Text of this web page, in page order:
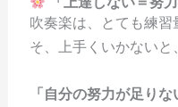
吹奏楽は、とても練
そ、上手くいかないと、
「自分の努力が足りな